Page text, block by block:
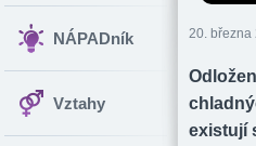
NÁPADník
Vztahy
20. března
existují